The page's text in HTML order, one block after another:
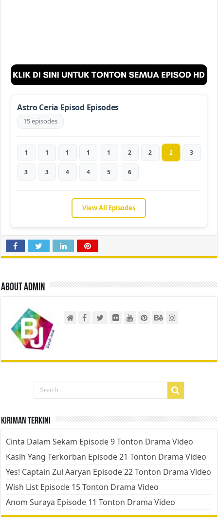
Astro Ceria Episod Episodes
15 episodes
1 1 1 1 1 2 2 2 3
3 3 4 4 5 6
View All Episodes
About admin
Kiriman Terkini
Cinta Dalam Sekam Episode 9 Tonton Drama Video
Kasih Yang Terkorban Episode 21 Tonton Drama Video
Yes! Captain Zul Aaryan Episode 22 Tonton Drama Video
Wish List Episode 15 Tonton Drama Video
Anom Suraya Episode 11 Tonton Drama Video